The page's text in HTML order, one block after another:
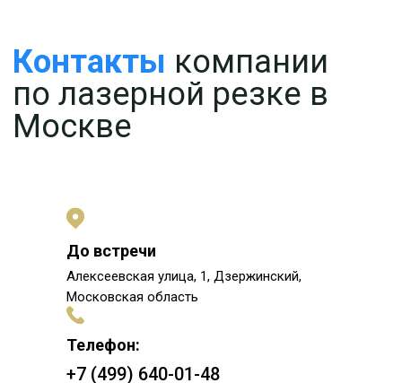
До встречи
Алексеевская улица, 1, Дзержинский,
Московская область
Телефон:
+7 (499) 640-01-48